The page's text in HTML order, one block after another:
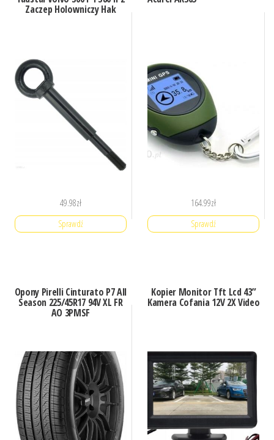
Zaczep Holowniczy Hak
49.98zł
Sprawdź
164.99zł
Sprawdź
Opony Pirelli Cinturato P7 All
Season 225/45R17 94V XL FR
AO 3PMSF
Kopier Monitor Tft Lcd 43”
Kamera Cofania 12V 2X Video